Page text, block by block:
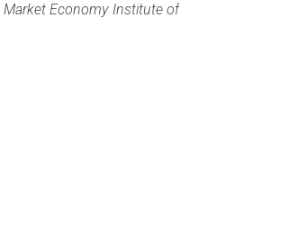
Market Economy Institute of